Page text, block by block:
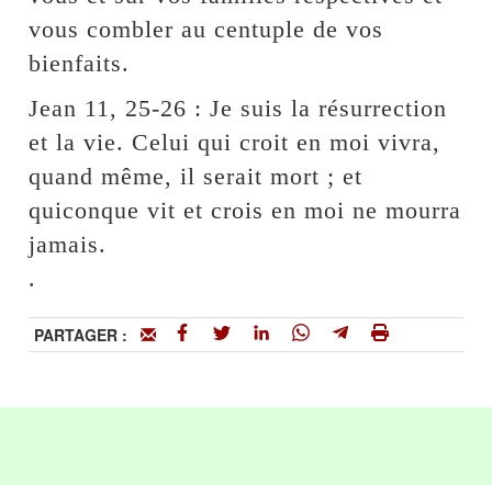
vous combler au centuple de vos
bienfaits.
Jean 11, 25-26 : Je suis la résurrection
et la vie. Celui qui croit en moi vivra,
quand même, il serait mort ; et
quiconque vit et crois en moi ne mourra
jamais.
.
PARTAGER :